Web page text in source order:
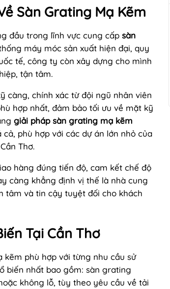
Sàn Grating Mạ Kẽm
đầu trong lĩnh vực cung cấp sàn
máy móc sản xuất hiện đại, quy
tế, công ty còn xây dựng cho mình
tận tâm.
càng, chính xác từ đội ngũ nhân viên
hợp nhất, đảm bảo tối ưu về mặt kỹ
giải pháp sàn grating mạ kẽm
phù hợp với các dự án lớn nhỏ của
Thơ.
hàng đúng tiến độ, cam kết chế độ
càng khẳng định vị thế là nhà cung
tâm và tin cậy tuyệt đối cho khách
Tại Cần Thơ
phù hợp với từng nhu cầu sử
biến nhất bao gồm: sàn grating
không lỗ, tùy theo yêu cầu về tải